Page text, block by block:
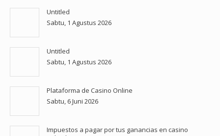
in
window
in
window
in
new
in
new new
Untitled
Sabtu, 1 Agustus 2026
Untitled
Sabtu, 1 Agustus 2026
Plataforma de Casino Online
Sabtu, 6 Juni 2026
Impuestos a pagar por tus ganancias en casino